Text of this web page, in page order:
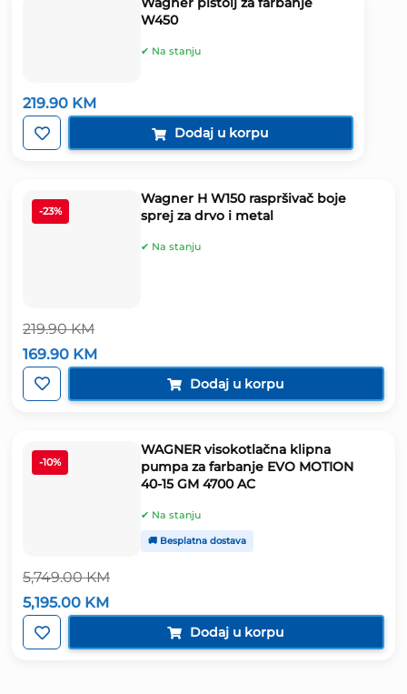
219.90 KM
W450
✔ Na stanju
Dodaj u korpu
-23%
219.90KM
Izvorna
cijena
bila
je:
169.90 KM
cijena
169.90 KM.
Wagner H W150 raspršivač boje
sprej za drvo i metal
✔ Na stanju
Dodaj u korpu
-10%
5,749.00KM
Izvorna
cijena
bila
je:
5,195.00 KM
cijena
5,195.00 KM.
WAGNER visokotlačna klipna
pumpa za farbanje EVO MOTION
40-15 GM 4700 AC
✔ Na stanju
🚚 Besplatna dostava
Dodaj u korpu